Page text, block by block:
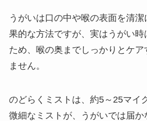
うがいは口の中や喉の表面を清
果的な方法ですが、実はうがい時
ため、喉の奥までしっかりとケア
ません。
のどらくミストは、約5～25マイ
微細なミストが、うがいでは届